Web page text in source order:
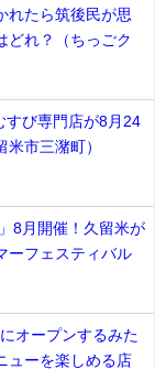
れたら筑後民が思
どれ？（ちっごク
すび専門店が8月24
市三潴町）
8月開催！久留米が
ーフェスティバル
オープンするみた
ューを楽しめる店